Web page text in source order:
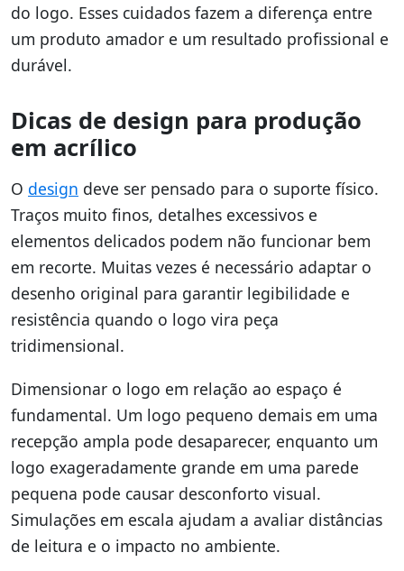
do logo. Esses cuidados fazem a diferença entre
um produto amador e um resultado profissional e
durável.
Dicas de design para produção
em acrílico
O design deve ser pensado para o suporte físico.
Traços muito finos, detalhes excessivos e
elementos delicados podem não funcionar bem
em recorte. Muitas vezes é necessário adaptar o
desenho original para garantir legibilidade e
resistência quando o logo vira peça
tridimensional.
Dimensionar o logo em relação ao espaço é
fundamental. Um logo pequeno demais em uma
recepção ampla pode desaparecer, enquanto um
logo exageradamente grande em uma parede
pequena pode causar desconforto visual.
Simulações em escala ajudam a avaliar distâncias
de leitura e o impacto no ambiente.